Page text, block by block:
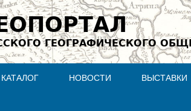
ГЕОГРАФИЧЕСКОГО
КАТАЛОГ НОВОСТИ ВЫСТАВКИ